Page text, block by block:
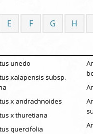
E F G H
unedo
xalapensis subsp.
x andrachnoides
x thuretiana
Arbutus quercifolia